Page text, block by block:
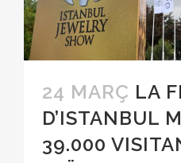
24 MARÇ LA
D’ISTANBUL
39.000